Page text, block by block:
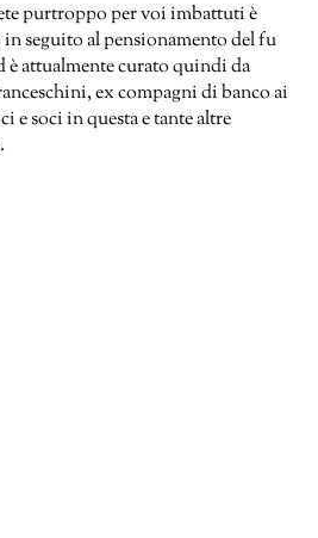
purtroppo per voi imbattuti è
seguito al pensionamento del fu
è attualmente curato quindi da
ex compagni di banco ai
e soci in questa e tante altre